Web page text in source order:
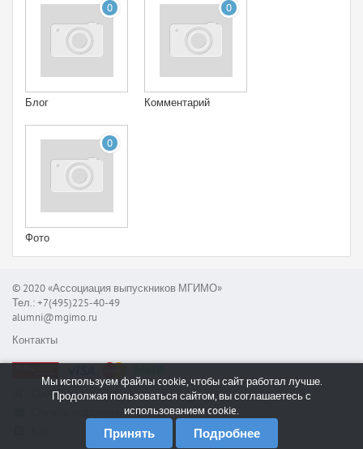
0
Блог
0
Комментарий
0
Фото
© 2020 «Ассоциация выпускников МГИМО»
Тел.: +7(495)225-40-49
alumni@mgimo.ru
Контакты
Сообщить об ошибке
Мы используем файлы cookie, чтобы сайт работал лучше.
Продолжая пользоваться сайтом, вы соглашаетесь с
использованием cookie.
Принять Подробнее